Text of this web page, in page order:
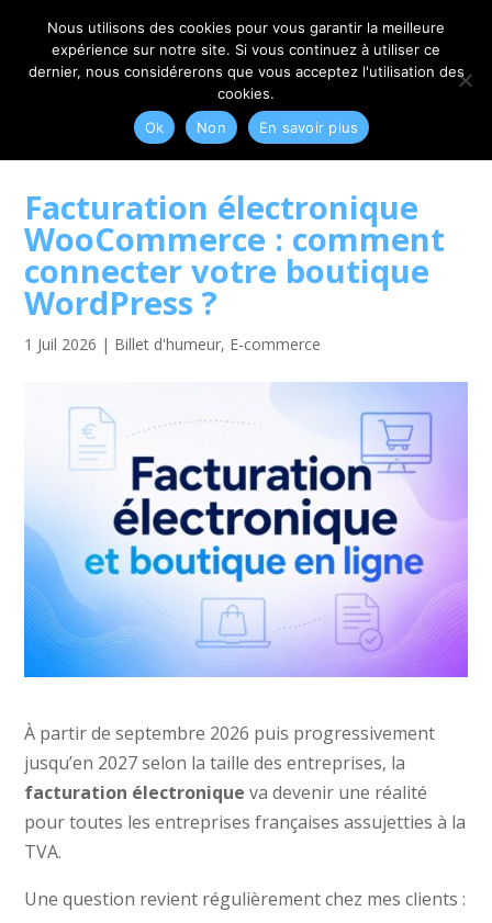
06 79 42 10 00 CONTACT@MYRIAM-CORBET.NET
Facturation électronique
WooCommerce : comment
connecter votre boutique
WordPress ?
1 Juil 2026 | Billet d'humeur, E-commerce
À partir de septembre 2026 puis progressivement
jusqu’en 2027 selon la taille des entreprises, la
facturation électronique va devenir une réalité
pour toutes les entreprises françaises assujetties à la
TVA.
Une question revient régulièrement chez mes clients :
Nous utilisons des cookies pour vous garantir la meilleure
expérience sur notre site. Si vous continuez à utiliser ce
dernier, nous considérerons que vous acceptez l'utilisation des
cookies.
Ok
Non En savoir plus